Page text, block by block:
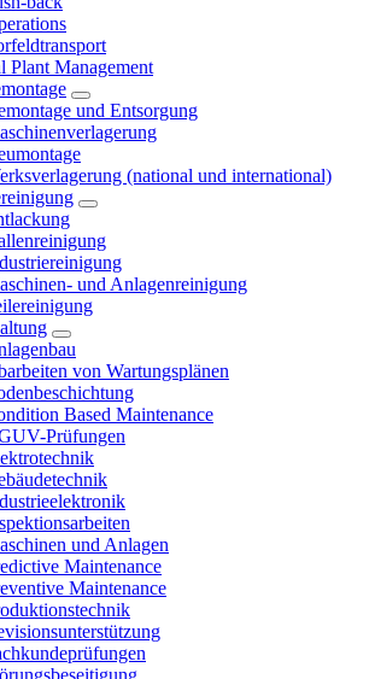
Plant Management
und Entsorgung
(national und international)
und Anlagenreinigung
von Wartungsplänen
Based Maintenance
Prüfungen
und Anlagen
Maintenance
Maintenance